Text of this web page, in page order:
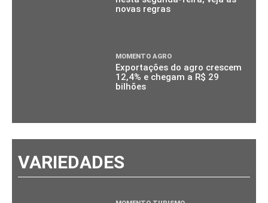
novas regras
MOMENTO AGRO
Exportações do agro crescem
12,4% e chegam a R$ 29
bilhões
VARIEDADES